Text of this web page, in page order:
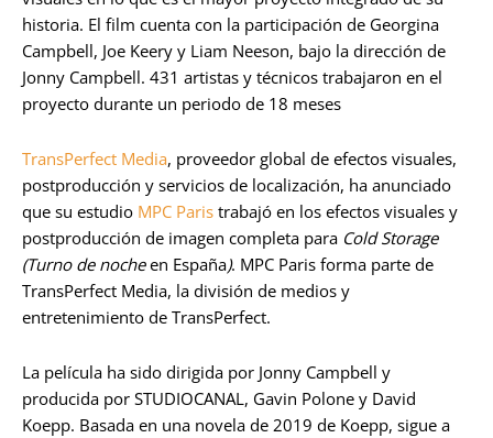
historia. El film cuenta con la participación de Georgina
Campbell, Joe Keery y Liam Neeson, bajo la dirección de
Jonny Campbell. 431 artistas y técnicos trabajaron en el
proyecto durante un periodo de 18 meses
TransPerfect Media, proveedor global de efectos visuales,
postproducción y servicios de localización, ha anunciado
que su estudio MPC Paris trabajó en los efectos visuales y
postproducción de imagen completa para Cold Storage
(Turno de nocheen España). MPC Paris forma parte de
TransPerfect Media, la división de medios y
entretenimiento de TransPerfect.
La película ha sido dirigida por Jonny Campbell y
producida por STUDIOCANAL, Gavin Polone y David
Koepp. Basada en una novela de 2019 de Koepp, sigue a